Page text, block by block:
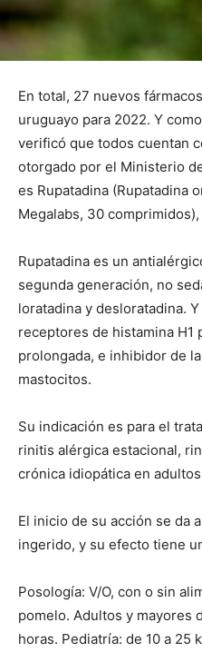
En total, 27 nuevos
uruguayo para 2022. Y
verificó que todos cuentan
otorgado por el Ministerio
es Rupatadina (Rupatadina
Megalabs, 30 comprimidos),
Rupatadina es un
segunda generación, no
loratadina y desloratadina.
receptores de histamina H1
prolongada, e inhibidor de
mastocitos.
Su indicación es para el
rinitis alérgica estacional,
crónica idiopática en
El inicio de su acción se da
ingerido, y su efecto tiene
Posología: V/O, con o sin
pomelo. Adultos y mayores
horas. Pediatría: de 10 a 25